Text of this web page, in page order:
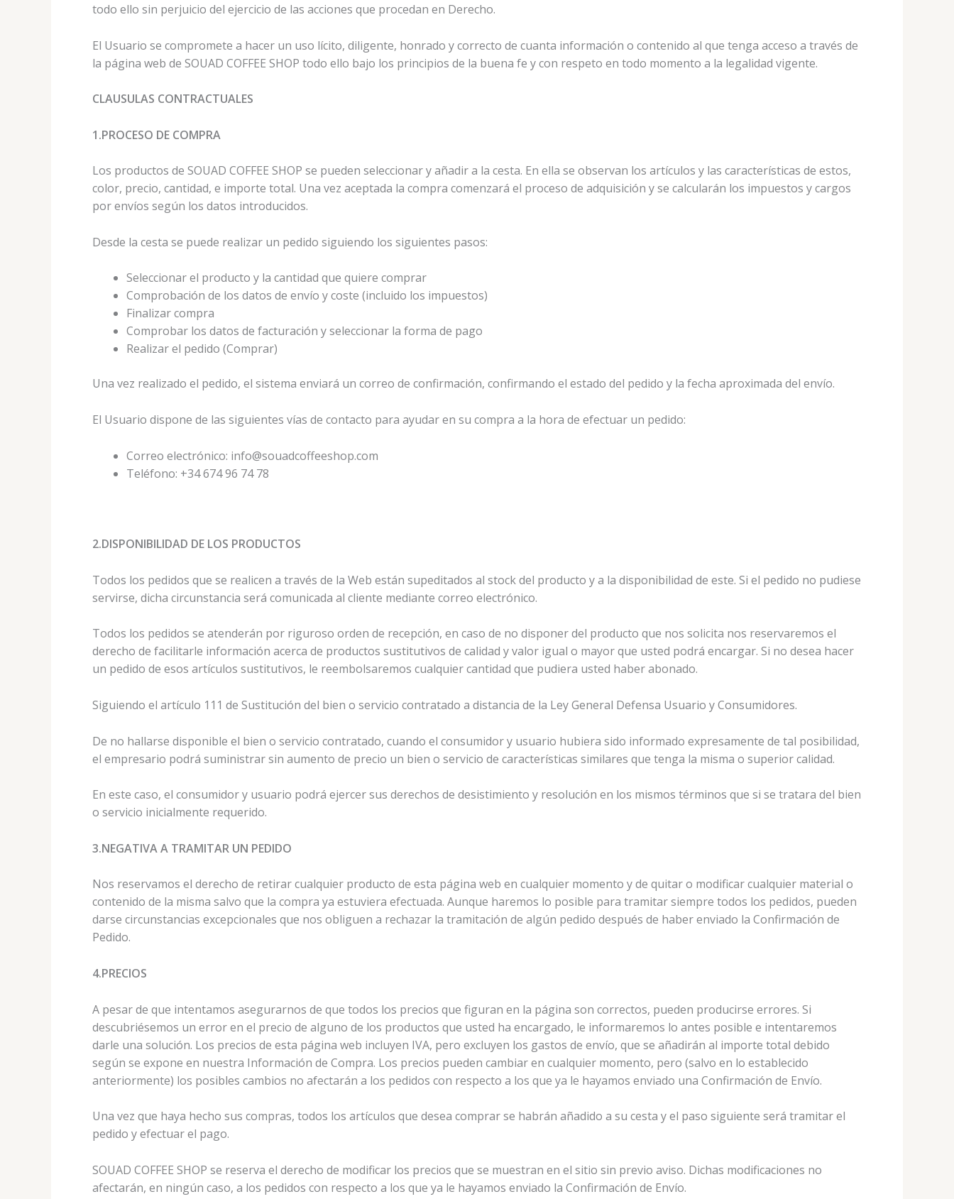
todo ello sin perjuicio del ejercicio de las acciones que procedan en Derecho.
El Usuario se compromete a hacer un uso lícito, diligente, honrado y correcto de cuanta información o contenido al que tenga acceso a través de
la página web de SOUAD COFFEE SHOP todo ello bajo los principios de la buena fe y con respeto en todo momento a la legalidad vigente.
CLAUSULAS CONTRACTUALES
1.PROCESO DE COMPRA
Los productos de SOUAD COFFEE SHOP se pueden seleccionar y añadir a la cesta. En ella se observan los artículos y las características de estos,
color, precio, cantidad, e importe total. Una vez aceptada la compra comenzará el proceso de adquisición y se calcularán los impuestos y cargos
por envíos según los datos introducidos.
Desde la cesta se puede realizar un pedido siguiendo los siguientes pasos:
Seleccionar el producto y la cantidad que quiere comprar
Comprobación de los datos de envío y coste (incluido los impuestos)
Finalizar compra
Comprobar los datos de facturación y seleccionar la forma de pago
Realizar el pedido (Comprar)
Una vez realizado el pedido, el sistema enviará un correo de confirmación, confirmando el estado del pedido y la fecha aproximada del envío.
El Usuario dispone de las siguientes vías de contacto para ayudar en su compra a la hora de efectuar un pedido:
Correo electrónico: info@souadcoffeeshop.com
Teléfono: +34 674 96 74 78
2.DISPONIBILIDAD DE LOS PRODUCTOS
Todos los pedidos que se realicen a través de la Web están supeditados al stock del producto y a la disponibilidad de este. Si el pedido no pudiese
servirse, dicha circunstancia será comunicada al cliente mediante correo electrónico.
Todos los pedidos se atenderán por riguroso orden de recepción, en caso de no disponer del producto que nos solicita nos reservaremos el
derecho de facilitarle información acerca de productos sustitutivos de calidad y valor igual o mayor que usted podrá encargar. Si no desea hacer
un pedido de esos artículos sustitutivos, le reembolsaremos cualquier cantidad que pudiera usted haber abonado.
Siguiendo el artículo 111 de Sustitución del bien o servicio contratado a distancia de la Ley General Defensa Usuario y Consumidores.
De no hallarse disponible el bien o servicio contratado, cuando el consumidor y usuario hubiera sido informado expresamente de tal posibilidad,
el empresario podrá suministrar sin aumento de precio un bien o servicio de características similares que tenga la misma o superior calidad.
En este caso, el consumidor y usuario podrá ejercer sus derechos de desistimiento y resolución en los mismos términos que si se tratara del bien
o servicio inicialmente requerido.
3.NEGATIVA A TRAMITAR UN PEDIDO
Nos reservamos el derecho de retirar cualquier producto de esta página web en cualquier momento y de quitar o modificar cualquier material o
contenido de la misma salvo que la compra ya estuviera efectuada. Aunque haremos lo posible para tramitar siempre todos los pedidos, pueden
darse circunstancias excepcionales que nos obliguen a rechazar la tramitación de algún pedido después de haber enviado la Confirmación de
Pedido.
4.PRECIOS
A pesar de que intentamos asegurarnos de que todos los precios que figuran en la página son correctos, pueden producirse errores. Si
descubriésemos un error en el precio de alguno de los productos que usted ha encargado, le informaremos lo antes posible e intentaremos
darle una solución. Los precios de esta página web incluyen IVA, pero excluyen los gastos de envío, que se añadirán al importe total debido
según se expone en nuestra Información de Compra. Los precios pueden cambiar en cualquier momento, pero (salvo en lo establecido
anteriormente) los posibles cambios no afectarán a los pedidos con respecto a los que ya le hayamos enviado una Confirmación de Envío.
Una vez que haya hecho sus compras, todos los artículos que desea comprar se habrán añadido a su cesta y el paso siguiente será tramitar el
pedido y efectuar el pago.
SOUAD COFFEE SHOP se reserva el derecho de modificar los precios que se muestran en el sitio sin previo aviso. Dichas modificaciones no
afectarán, en ningún caso, a los pedidos con respecto a los que ya le hayamos enviado la Confirmación de Envío.